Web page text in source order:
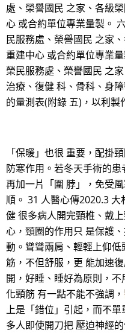
處、榮譽國民 之家、各級
心 或合約單位專業量製。
民服務處、榮譽國民 之家
重建中心 或合約單位專業
榮民服務處、榮譽國民 之
治療、復健 科、骨科、身
的量測表(附錄 五)，以利製
「保暖」也很 重要，配掛
防寒作用。若冬天手術的
再加一片「圍 脖」，免受
順。 31 人醫心傳2020.3
健 很多病人開完頸椎、戴
心，頸圈的作用只 是保護
動。聳聳兩肩、輕輕上仰
筋，不但舒服，更 能加速
開，好睡、睡好為原則，
化頸筋 有一點不能不強調，
上是「錯位」引起，而不
多人即使開刀把 壓迫神經